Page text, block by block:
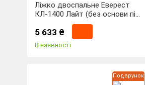
Ліжко двоспальне Еверест
КЛ-1400 Лайт (без основи під
матрац) 140х200 см Німфея
Альба (DTM-4648)
5 633 ₴
В наявності
Подарунок